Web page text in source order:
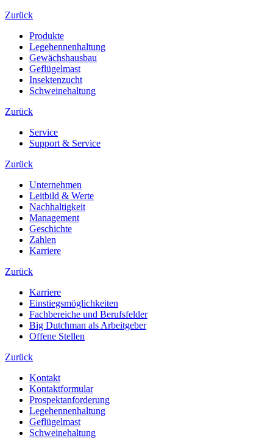
Zurück
Produkte
Legehennenhaltung
Gewächshausbau
Geflügelmast
Insektenzucht
Schweinehaltung
Zurück
Service
Support & Service
Zurück
Unternehmen
Leitbild & Werte
Nachhaltigkeit
Management
Geschichte
Zahlen
Karriere
Zurück
Karriere
Einstiegsmöglichkeiten
Fachbereiche und Berufsfelder
Big Dutchman als Arbeitgeber
Offene Stellen
Zurück
Kontakt
Kontaktformular
Prospektanforderung
Legehennenhaltung
Geflügelmast
Schweinehaltung